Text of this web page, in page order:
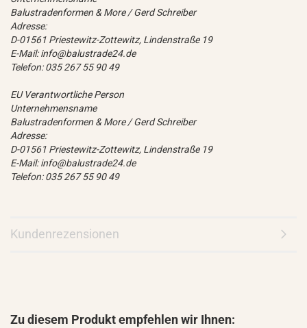
Balustradenformen & More / Gerd Schreiber
Adresse:
D-01561 Priestewitz-Zottewitz, Lindenstraße 19
E-Mail: info@balustrade24.de
Telefon: 035 267 55 90 49
EU Verantwortliche Person
Unternehmensname
Balustradenformen & More / Gerd Schreiber
Adresse:
D-01561 Priestewitz-Zottewitz, Lindenstraße 19
E-Mail: info@balustrade24.de
Telefon: 035 267 55 90 49
Kundenrezensionen
Zu diesem Produkt empfehlen wir Ihnen: